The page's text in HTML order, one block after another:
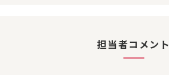
担当者コメント